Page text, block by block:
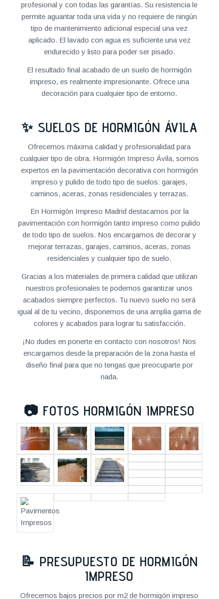
profesional y con todas las garantías. Su resistencia le
permite aguantar toda una vida y no requiere de ningún
tipo de mantenimiento adicional especial una vez
aplicado. El lavado con agua es suficiente una vez
endurecido y listo para poder ser pisado.
El resultado final acabado de un suelo de hormigón
impreso, es realmente impresionante. Ofrece una
decoración para cualquier tipo de entorno.
✨ SUELOS DE HORMIGÓN ÁVILA
Ofrecemos máxima calidad y profesionalidad para
cualquier tipo de obra. Hormigón Impreso Ávila, somos
expertos en la pavimentación decorativa con hormigón
impreso y pulido de todo tipo de suelos: garajes,
caminos, aceras, zonas residenciales y terrazas.
En Hormigón Impreso Madrid destacamos por la
pavimentación con hormigón tanto impreso como pulido
de todo tipo de suelos. Nos encargamos de decorar y
mejorar terrazas, garajes, caminos, aceras, zonas
residenciales y cualquier tipo de suelo.
Gracias a los materiales de primera calidad que utilizan
nuestros profesionales te podemos garantizar unos
acabados siempre perfectos. Tu nuevo suelo no será
igual al de tu vecino, disponemos de una amplia gama de
colores y acabados para lograr tu satisfacción.
¡No dudes en ponerte en contacto con nosotros! Nos
encargamos desde la preparación de la zona hasta el
diseño final para que no tengas que preocuparte por
nada.
📷 FOTOS HORMIGÓN IMPRESO
📝 PRESUPUESTO DE HORMIGÓN
IMPRESO
Ofrecemos bajos precios por m2 de hormigón impreso